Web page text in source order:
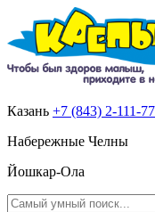
Казань +7 (843) 2-111-
Набережные Челны
Йошкар-Ола